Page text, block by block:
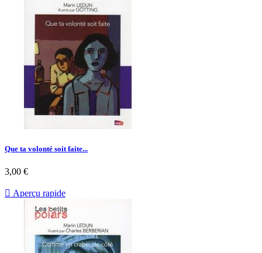
Que ta volonté soit faite...
Prix
3,00 €
 Aperçu rapide